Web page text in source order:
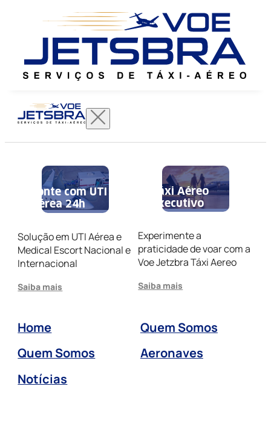
Conte com UTI
Aérea 24h
Solução em UTI Aérea e
Medical Escort Nacional e
Internacional
Saiba mais
Táxi Aéreo
Executivo
Experimente a
praticidade de voar com a
Voe Jetzbra Táxi Aereo
Saiba mais
Home
Quem Somos
Quem Somos
Aeronaves
Notícias